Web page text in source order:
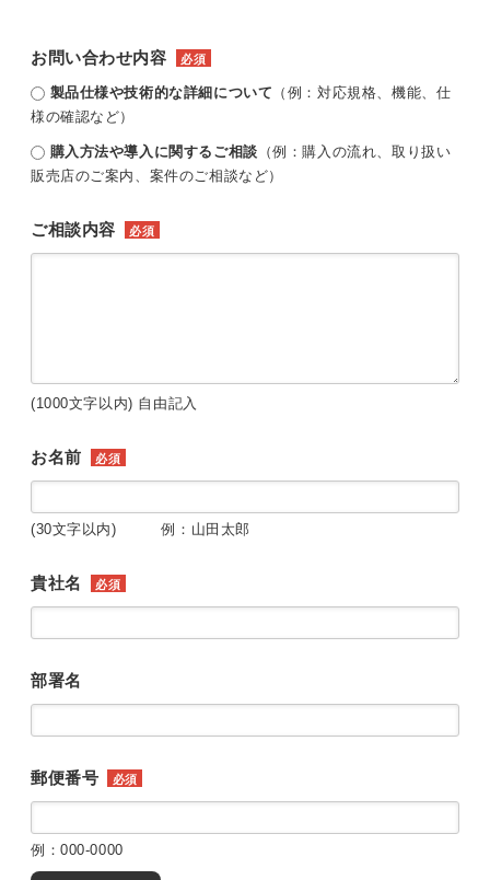
お問い合わせ内容 必須
製品仕様や技術的な詳細について （例：対応規格、機能、仕
様の確認など）
購入方法や導入に関するご相談 （例：購入の流れ、取り扱い
販売店のご案内、案件のご相談など）
ご相談内容 必須
(1000文字以内) 自由記入
お名前 必須
(30文字以内) 例：山田太郎
貴社名 必須
部署名
郵便番号 必須
例：000-0000